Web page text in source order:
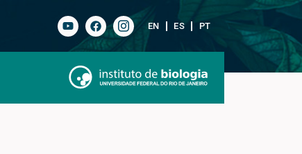
EN ES PT